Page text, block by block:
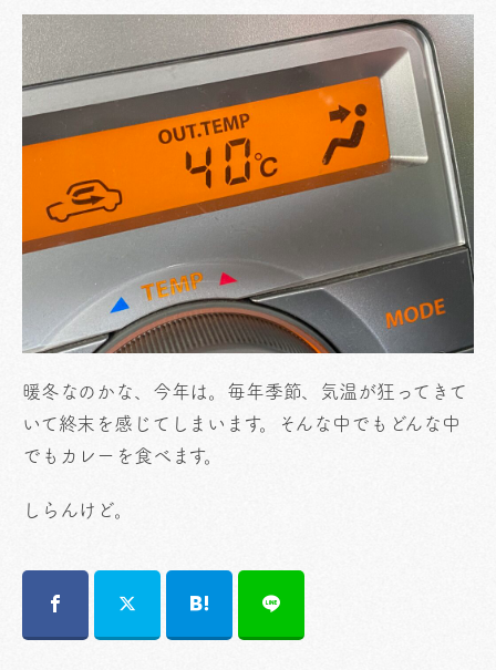
暖冬なのかな、今年は。毎年季節、気温が狂ってきて
いて終末を感じてしまいます。そんな中でもどんな中
でもカレーを食べます。
しらんけど。